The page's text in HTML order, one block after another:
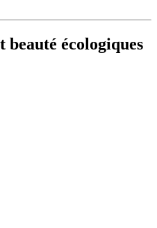
beauté écologiques